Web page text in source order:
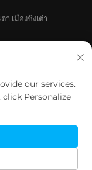
า เมืองชิงเต่า
นท์ จำกัด สงวนลิขสิทธิ์
our services.
Personalize